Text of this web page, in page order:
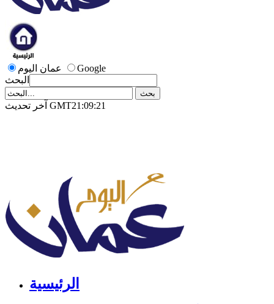
عمان اليوم
Google
البحث
آخر تحديث GMT21:09:21
الرئيسية